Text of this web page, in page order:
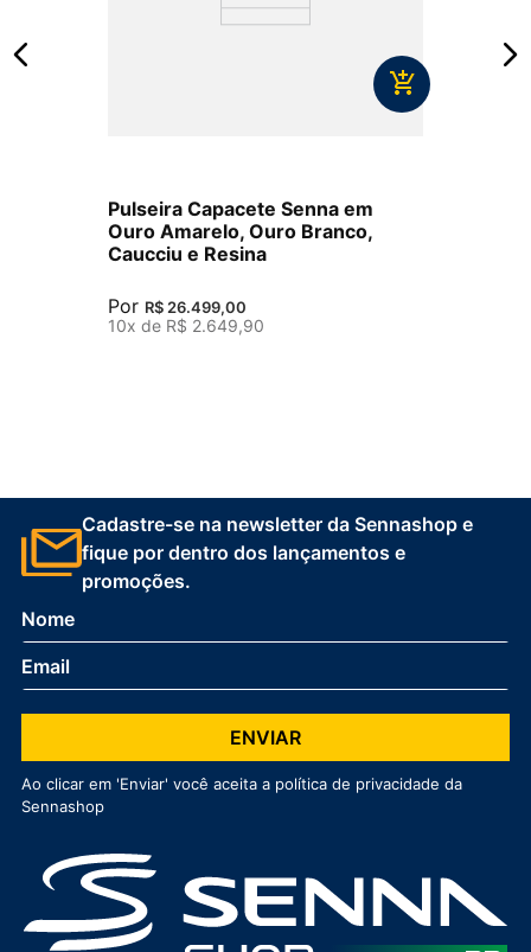
Pulseira Capacete Senna em
Ouro Amarelo, Ouro Branco,
Caucciu e Resina
Por R$ 26.499,00
10x de R$ 2.649,90
Cadastre-se na newsletter da Sennashop e
fique por dentro dos lançamentos e
promoções.
ENVIAR
Ao clicar em 'Enviar' você aceita a política de privacidade da
Sennashop